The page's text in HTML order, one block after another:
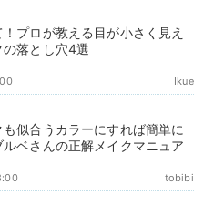
プロが教える目が小さく見え
の落とし穴4選
Ikue
似合うカラーにすれば簡単に
ベさんの正解メイクマニュア
tobibi